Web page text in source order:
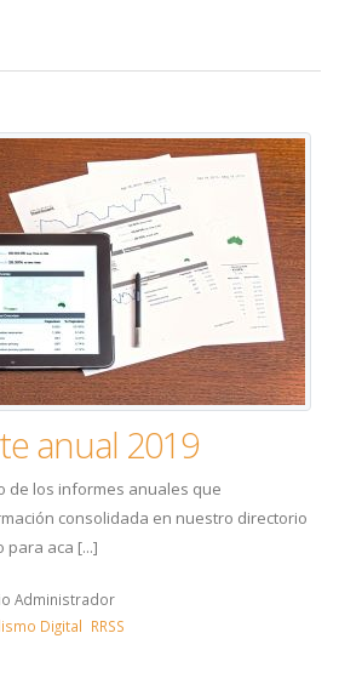
anual 2019
de los informes anuales que
consolidada en nuestro directorio
para aca [...]
Administrador
Digital RRSS